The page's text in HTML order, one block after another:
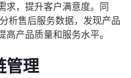
求，提升客户满意度。同
析售后服务数据，发现产品
产品质量和服务水平。
管理